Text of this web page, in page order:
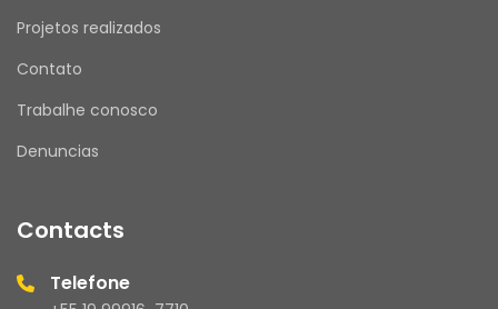
Projetos realizados
Contato
Trabalhe conosco
Denuncias
Contacts
Telefone